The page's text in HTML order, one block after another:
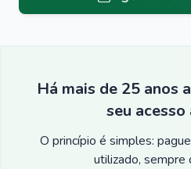
Há mais de 25 anos
seu acesso
O princípio é simples:
utilizado, sempre